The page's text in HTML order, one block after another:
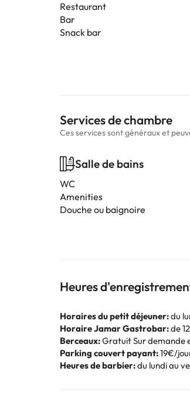
Restaurant
Bar
Snack bar
Services de chambre
Ces services sont généraux et
Salle de bains
WC
Amenities
Douche ou baignoire
Heures
Horaires du petit déjeuner:du
Horaire Jamar Gastrobar:de
Berceaux:Gratuit Sur demande
Parking couvert payant:19€/
Heures de barbier:du lundi au